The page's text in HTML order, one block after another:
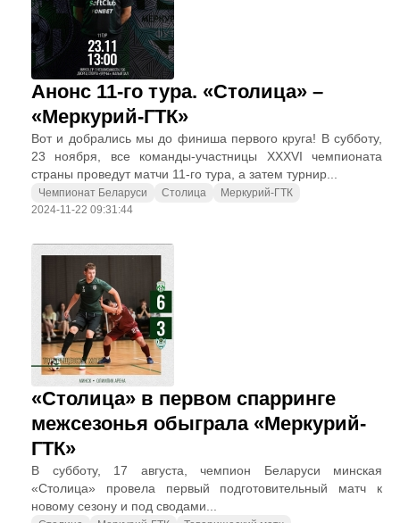
Анонс 11-го тура. «Столица» –
«Меркурий-ГТК»
Вот и добрались мы до финиша первого круга! В субботу,
23 ноября, все команды-участницы XXXVI чемпионата
страны проведут матчи 11-го тура, а затем турнир...
Чемпионат Беларуси Столица
Меркурий-ГТК
2024-11-22 09:31:44
«Столица» в первом спарринге
межсезонья обыграла «Меркурий-
ГТК»
В субботу, 17 августа, чемпион Беларуси минская
«Столица» провела первый подготовительный матч к
новому сезону и под сводами...